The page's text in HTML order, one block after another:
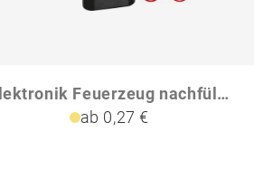
Elektronik Feuerzeug nachfüllbar GEOFFREY
ab 0,27 €